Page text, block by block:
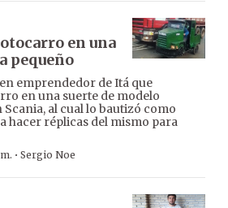
en una
pequeño
emprendedor de Itá que
en una suerte de modelo
al cual lo bautizó como
hacer réplicas del mismo para
· Sergio Noe